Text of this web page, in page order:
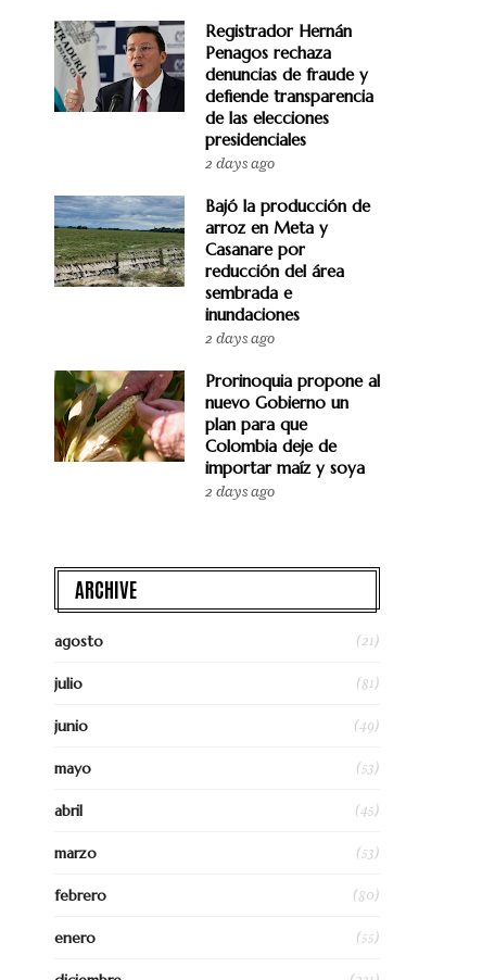
Registrador Hernán
Penagos rechaza
denuncias de fraude y
defiende transparencia
de las elecciones
presidenciales
2 days ago
Bajó la producción de
arroz en Meta y
Casanare por
reducción del área
sembrada e
inundaciones
2 days ago
Prorinoquia propone al
nuevo Gobierno un
plan para que
Colombia deje de
importar maíz y soya
2 days ago
ARCHIVE
agosto (21)
julio (81)
junio (49)
mayo (53)
abril (45)
marzo (53)
febrero (80)
enero (55)